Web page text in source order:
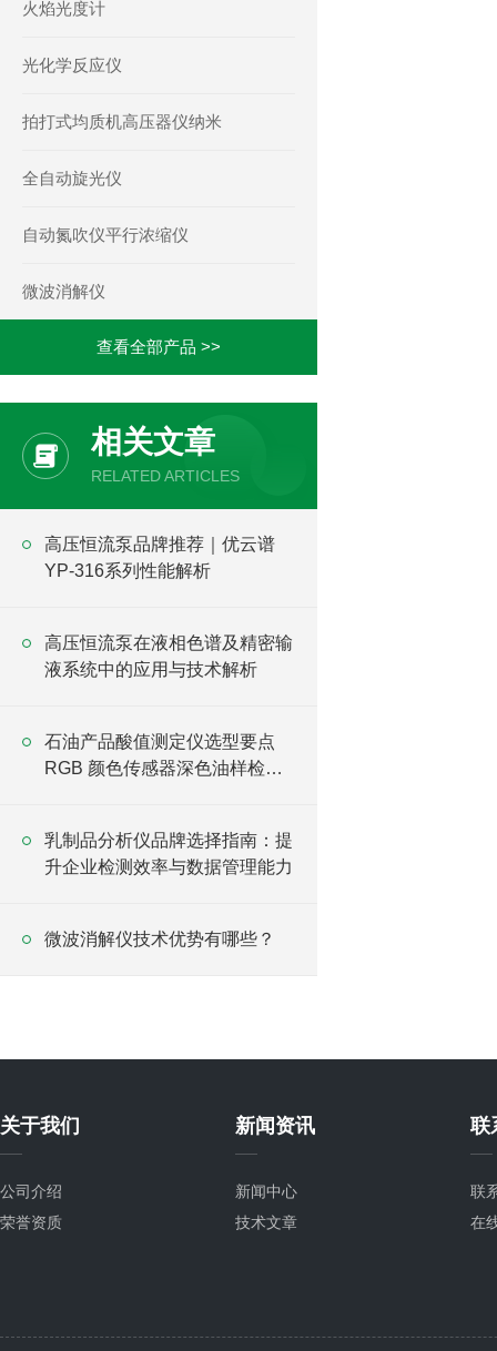
火焰光度计
光化学反应仪
拍打式均质机高压器仪纳米
全自动旋光仪
自动氮吹仪平行浓缩仪
微波消解仪
查看全部产品 >>
相关文章
RELATED ARTICLES
高压恒流泵品牌推荐｜优云谱
YP-316系列性能解析
高压恒流泵在液相色谱及精密输
液系统中的应用与技术解析
石油产品酸值测定仪选型要点
RGB 颜色传感器深色油样检测
乳制品分析仪品牌选择指南：提
升企业检测效率与数据管理能力
微波消解仪技术优势有哪些？
关于我们
公司介绍
荣誉资质
新闻资讯
新闻中心
技术文章
联
联
在